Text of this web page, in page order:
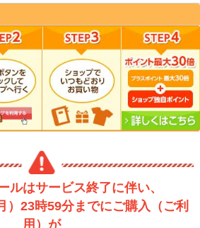
ルはサービス終了に伴い、
）23時59分までにご購入（ご利
用）が